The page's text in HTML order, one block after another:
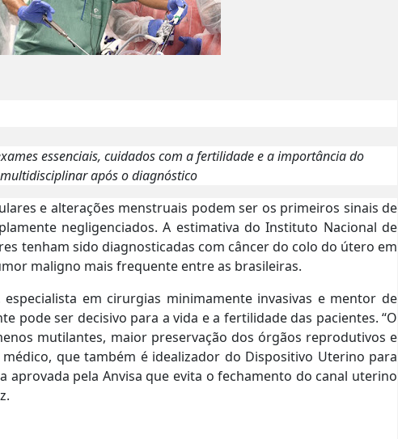
essenciais, cuidados com a fertilidade e a importância do
após o diagnóstico
e alterações menstruais podem ser os primeiros sinais de
negligenciados. A estimativa do Instituto Nacional de
tenham sido diagnosticadas com câncer do colo do útero em
maligno mais frequente entre as brasileiras.
especialista em cirurgias minimamente invasivas e mentor de
pode ser decisivo para a vida e a fertilidade das pacientes. “O
mutilantes, maior preservação dos órgãos reprodutivos e
que também é idealizador do Dispositivo Uterino para
aprovada pela Anvisa que evita o fechamento do canal uterino